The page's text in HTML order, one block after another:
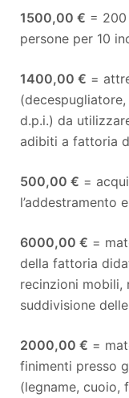
1500,00 € =
persone per 10
1400,00 € =
d.p.i.) da
adibiti a fattoria
500,00 € =
l’addestramento
6000,00 € =
della fattoria
recinzioni
suddivisione
2000,00 € =
finimenti presso
(legname, cuoio,